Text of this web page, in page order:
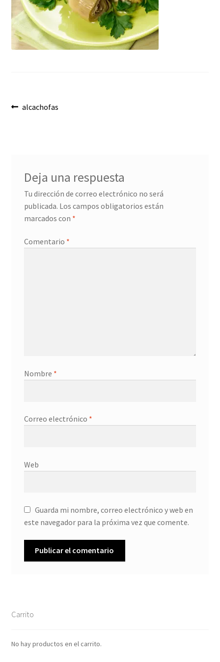
Finalizar compra
Mi cuenta
Pescados y Mariscos
Política de Privacidad Y Cookies
Navegación
Anterior:
alcachofas
Deja una respuesta
Tu dirección de correo electrónico no será
publicada. Los campos obligatorios están
marcados con *
Comentario *
Nombre *
Correo electrónico *
Web
Guarda mi nombre, correo electrónico y web en
este navegador para la próxima vez que comente.
Carrito
No hay productos en el carrito.